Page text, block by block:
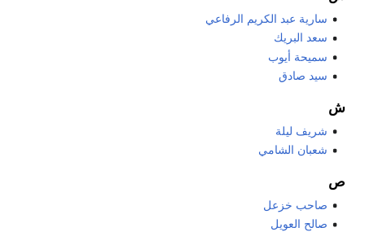
سارية عبد الكريم الرفاعي
سعد البريك
سميحة أيوب
سيد صادق
ش
شريف ليلة
شعبان الشامي
ص
صاحب خزعل
صالح العويل